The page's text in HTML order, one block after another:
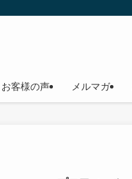
お客様の声 メルマガ